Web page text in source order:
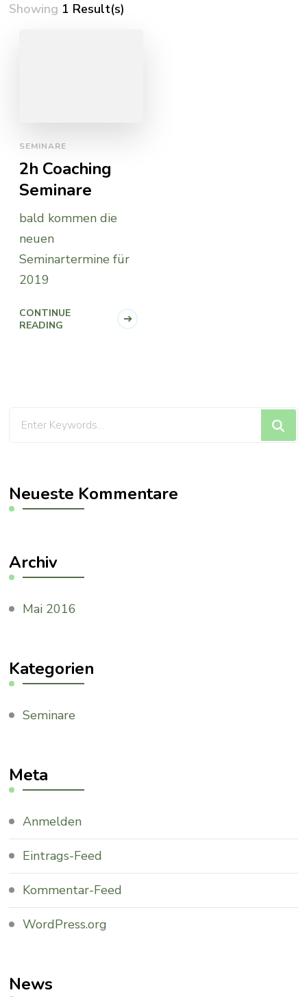
Showing 1 Result(s)
SEMINARE
2h Coaching
Seminare
bald kommen die
neuen
Seminartermine für
2019
CONTINUE
READING
Looking
Neueste Kommentare
Archiv
Mai 2016
Kategorien
Seminare
Meta
Anmelden
Eintrags-Feed
Kommentar-Feed
WordPress.org
News